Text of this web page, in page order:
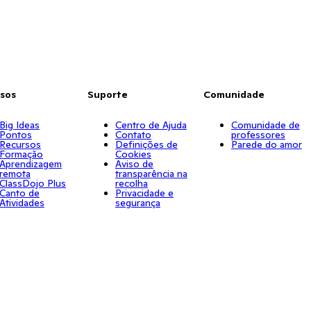
Big Ideas
Pontos
Recursos
Formação
Aprendizagem
remota
ClassDojo Plus
Canto de
Atividades
Suporte
Centro de Ajuda
Contato
Definições de
Cookies
Aviso de
transparência na
recolha
Privacidade e
segurança
Comunidade
Comunidade de
professores
Parede do amor